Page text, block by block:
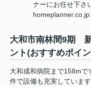
ナーにお任せ下さ
homeplanner.co.jp
大和市南林間9期
ント(おすすめポイ
大和成和病院まで158mで
件で設備も充実していま